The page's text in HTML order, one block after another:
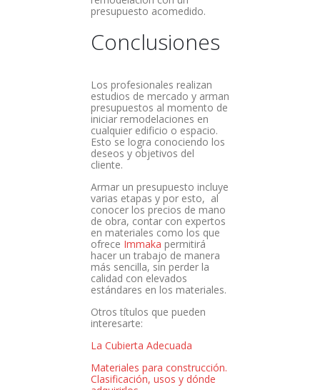
presupuesto acomedido.
Conclusiones
Los profesionales realizan
estudios de mercado y arman
presupuestos al momento de
iniciar remodelaciones en
cualquier edificio o espacio.
Esto se logra conociendo los
deseos y objetivos del
cliente.
Armar un presupuesto incluye
varias etapas y por esto, al
conocer los precios de mano
de obra, contar con expertos
en materiales como los que
ofrece Immaka permitirá
hacer un trabajo de manera
más sencilla, sin perder la
calidad con elevados
estándares en los materiales.
Otros títulos que pueden
interesarte:
La Cubierta Adecuada
Materiales para construcción.
Clasificación, usos y dónde